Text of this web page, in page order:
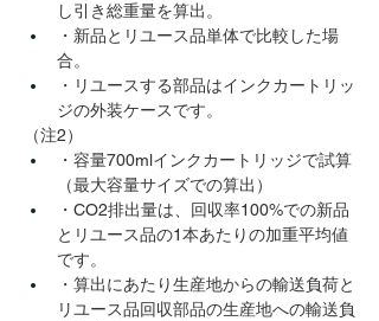
し引き総重量を算出。
・新品とリユース品単体で比較した場
合。
・リユースする部品はインクカートリッ
ジの外装ケースです。
（注2）
・容量700mlインクカートリッジで試算
（最大容量サイズでの算出）
・CO2排出量は、回収率100%での新品
とリユース品の1本あたりの加重平均値
です。
・算出にあたり生産地からの輸送負荷と
リユース品回収部品の生産地への輸送負